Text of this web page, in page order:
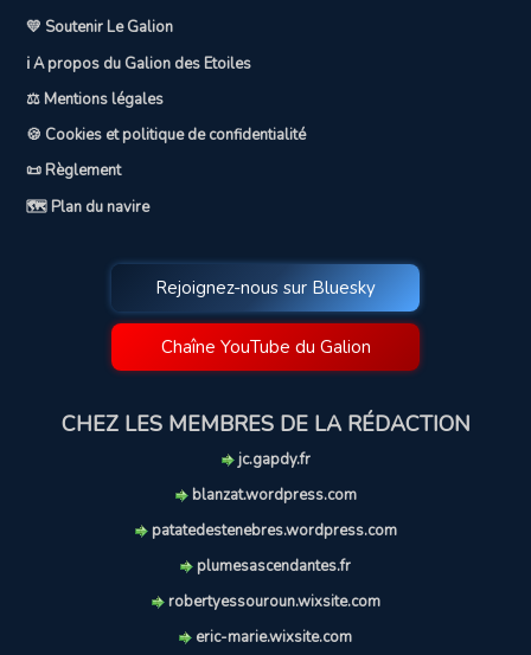
💛 Soutenir Le Galion
ℹ️ A propos du Galion des Etoiles
⚖️ Mentions légales
🍪 Cookies et politique de confidentialité
📜 Règlement
🗺️ Plan du navire
Rejoignez-nous sur Bluesky
Chaîne YouTube du Galion
CHEZ LES MEMBRES DE LA RÉDACTION
jc.gapdy.fr
blanzat.wordpress.com
patatedestenebres.wordpress.com
plumesascendantes.fr
robertyessouroun.wixsite.com
eric-marie.wixsite.com